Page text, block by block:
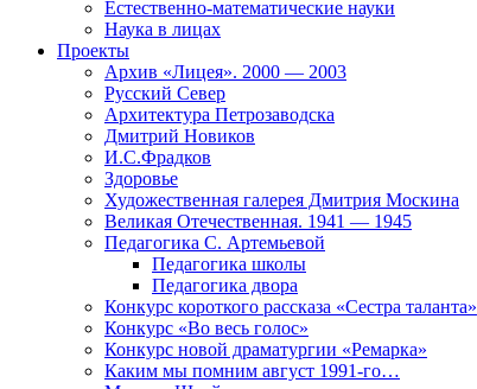
Естественно-математические науки
Наука в лицах
Проекты
Архив «Лицея». 2000 — 2003
Русский Север
Архитектура Петрозаводска
Дмитрий Новиков
И.С.Фрадков
Здоровье
Художественная галерея Дмитрия Москина
Великая Отечественная. 1941 — 1945
Педагогика С. Артемьевой
Педагогика школы
Педагогика двора
Конкурс короткого рассказа «Сестра таланта»
Конкурс «Во весь голос»
Конкурс новой драматургии «Ремарка»
Каким мы помним август 1991-го…